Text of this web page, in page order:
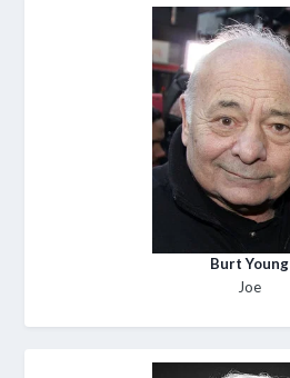
Burt Young
Joe